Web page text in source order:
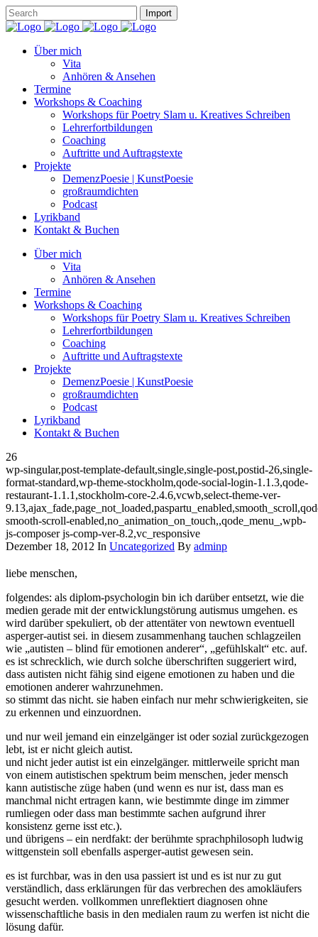
Über mich
Vita
Anhören & Ansehen
Termine
Workshops & Coaching
Workshops für Poetry Slam u. Kreatives Schreiben
Lehrerfortbildungen
Coaching
Auftritte und Auftragstexte
Projekte
DemenzPoesie | KunstPoesie
großraumdichten
Podcast
Lyrikband
Kontakt & Buchen
Über mich
Vita
Anhören & Ansehen
Termine
Workshops & Coaching
Workshops für Poetry Slam u. Kreatives Schreiben
Lehrerfortbildungen
Coaching
Auftritte und Auftragstexte
Projekte
DemenzPoesie | KunstPoesie
großraumdichten
Podcast
Lyrikband
Kontakt & Buchen
26
wp-singular,post-template-default,single,single-post,postid-26,single-
format-standard,wp-theme-stockholm,qode-social-login-1.1.3,qode-
restaurant-1.1.1,stockholm-core-2.4.6,vcwb,select-theme-ver-
smooth-scroll-enabled,no_animation_on_touch,,qode_menu_,wpb-
js-composer js-comp-ver-8.2,vc_responsive
Dezember 18, 2012 In Uncategorized By adminp
liebe menschen,
folgendes: als diplom-psychologin bin ich darüber entsetzt, wie die
medien gerade mit der entwicklungstörung autismus umgehen. es
wird darüber spekuliert, ob der attentäter von newtown eventuell
asperger-autist sei. in diesem zusammenhang tauchen schlagzeilen
wie „autisten – blind für emotionen anderer“, „gefühlskalt“ etc. auf.
es ist schrecklich, wie durch solche überschriften suggeriert wird,
dass autisten nicht fähig sind eigene emotionen zu haben und die
emotionen anderer wahrzunehmen.
so stimmt das nicht. sie haben einfach nur mehr schwierigkeiten, sie
zu erkennen und einzuordnen.
und nur weil jemand ein einzelgänger ist oder sozial zurückgezogen
lebt, ist er nicht gleich autist.
und nicht jeder autist ist ein einzelgänger. mittlerweile spricht man
von einem autistischen spektrum beim menschen, jeder mensch
kann autistische züge haben (und wenn es nur ist, dass man es
manchmal nicht ertragen kann, wie bestimmte dinge im zimmer
rumliegen oder dass man bestimmte sachen aufgrund ihrer
konsistenz gerne isst etc.).
und übrigens – ein nerdfakt: der berühmte sprachphilosoph ludwig
wittgenstein soll ebenfalls asperger-autist gewesen sein.
es ist furchbar, was in den usa passiert ist und es ist nur zu gut
verständlich, dass erklärungen für das verbrechen des amokläufers
gesucht werden. vollkommen unreflektiert diagnosen ohne
wissenschaftliche basis in den medialen raum zu werfen ist nicht die
lösung dafür.